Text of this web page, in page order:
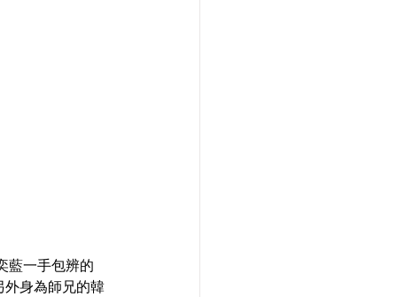
藍一手包辨的
外身為師兄的韓